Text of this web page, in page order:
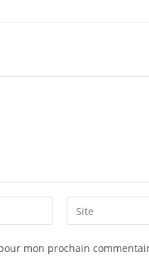
Saisir
l’URL
mon prochain